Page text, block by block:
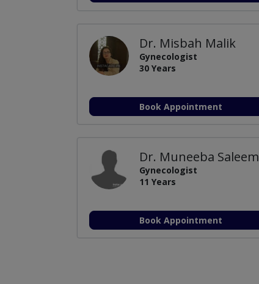
Dr. Misbah Malik
Gynecologist
30 Years
Book Appointment
Dr. Muneeba Saleem
Gynecologist
11 Years
Book Appointment